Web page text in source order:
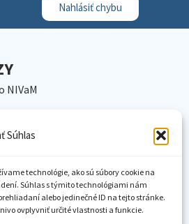
Súhlas
technológie, ako sú súbory cookie na
Súhlas s týmito technológiami nám
alebo jedinečné ID na tejto stránke.
ovplyvniť určité vlastnosti a funkcie.
Nahlásiť chybu
NIVaM